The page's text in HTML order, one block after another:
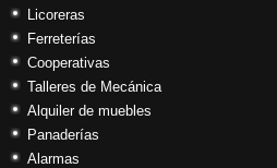
Licoreras
Ferreterías
Cooperativas
Talleres de Mecánica
Alquiler de muebles
Panaderías
Alarmas